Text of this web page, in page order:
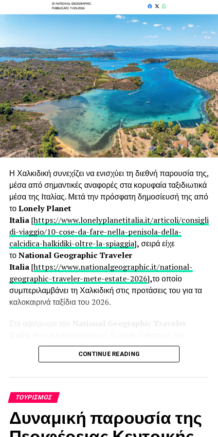
αναγνωριστεί ο αλιευτικός τουρισμός ως ένας
ανεκμετάλλευτος θησαυρός που προσφέρει όχι μόνο
αναψυχή αλλά και μια ευκαιρία για τη διατήρηση των
θαλάσσιων πόρων και του πολιτισμικού πλούτου.
Ομάδα του
BusinessWoman
RELATED TOPICS:
UP NEXT
Θρησκευτικός Τουρισμός στην Ελλάδα
DON'T MISS
ΕΞΩΤΙΚΟ ΜΑΡΑΚΕΣ: Η μεγαλύτερη έκπληξη!
Η Χαλκιδική συνεχίζει να ενισχύει τη διεθνή παρουσία της,
μέσα από σημαντικές αναφορές στα κορυφαία ταξιδιωτικά
μέσα της Ιταλίας. Μετά την πρόσφατη δημοσίευσή της από
τοLonely Planet
Italia [https://www.lonelyplanetitalia.it/articoli/consigli-
di-viaggio/10-cose-da-fare-nella-penisola-della-
calcidica-halkidiki-oltre-la-spiaggia], σειρά είχε
τοNational Geographic Traveler
Italia [https://www.nationalgeographic.it/national-
geographic-traveler-mete-estate-2026],το οποίο
συμπεριλαμβάνει τη Χαλκιδική στις προτάσεις του για τα
καλοκαιρινά ταξίδια του 2026.
Στο αφιέρωμα του National Geographic Traveler
κορυφαία ιταλική εφημερίδαLa Repubblica, η Χαλκιδική
βρίσκεται ανάμεσα στους προτεινόμενους προορισμούς,
μοναδική φυσική ομορφιά της περιοχής. Το αφιέρωμα
εξασφαλίζει σημαντική προβολή σε ένα ευρύ ιταλικό κοινό
με υψηλό ταξιδιωτικό ενδιαφέρον.
CONTINUE READING
ΤΟΥΡΙΣΜΌΣ
Δυναμική παρουσία της